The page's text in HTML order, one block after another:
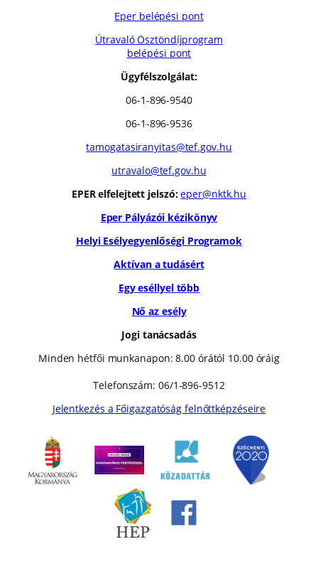
Eper belépési pont
Útravaló Ösztöndíjprogram
belépési pont
Ügyfélszolgálat:
06-1-896-9540
06-1-896-9536
tamogatasiranyitas@tef.gov.hu
utravalo@tef.gov.hu
EPER elfelejtett jelszó: eper@nktk.hu
Eper Pályázói kézikönyv
Helyi Esélyegyenlőségi Programok
Aktívan a tudásért
Egy eséllyel több
Nő az esély
Jogi tanácsadás
Minden hétfői munkanapon: 8.00 órától 10.00 óráig
Telefonszám: 06/1-896-9512
Jelentkezés a Főigazgatóság felnőttképzéseire